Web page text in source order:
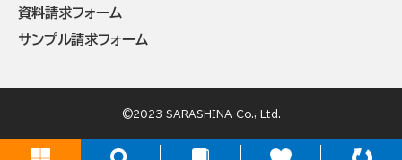
資料請求フォーム
サンプル請求フォーム
©2023 SARASHINA Co., Ltd.